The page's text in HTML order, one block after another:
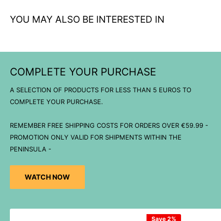
YOU MAY ALSO BE INTERESTED IN
COMPLETE YOUR PURCHASE
A SELECTION OF PRODUCTS FOR LESS THAN 5 EUROS TO
COMPLETE YOUR PURCHASE.
REMEMBER FREE SHIPPING COSTS FOR ORDERS OVER €59.99 -
PROMOTION ONLY VALID FOR SHIPMENTS WITHIN THE
PENINSULA -
WATCH NOW
Save 2%